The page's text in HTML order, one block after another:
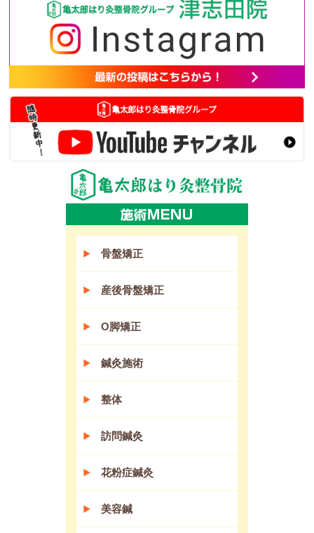
骨盤矯正
産後骨盤矯正
O脚矯正
鍼灸施術
整体
訪問鍼灸
花粉症鍼灸
美容鍼